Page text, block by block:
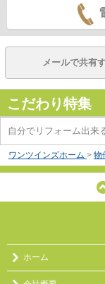
メールで共有
こだわり特集
自分でリフォーム出来
ワンツインズホーム > 物
ホーム